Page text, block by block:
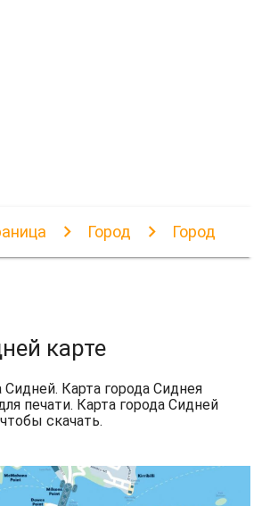
Город Город
карте
Сидней. Карта города Сиднея
печати. Карта города Сидней
скачать.